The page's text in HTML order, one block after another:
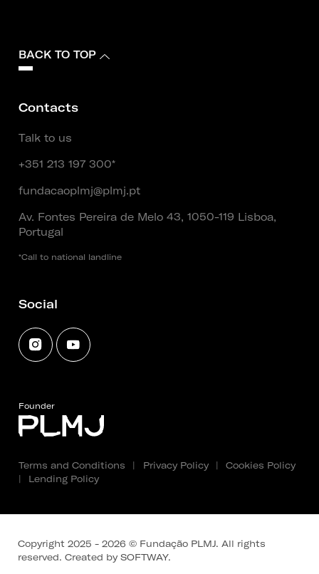
BACK TO TOP
Contacts
Talk to us
+351 213 197 300*
fundacaoplmj@plmj.pt
Av. Fontes Pereira de Melo 43, 1050-119 Lisboa,
Portugal
*Call to national landline
Social
Founder
Terms and Conditions | Privacy Policy |
Cookies Policy
|
Lending Policy
Copyright 2025 - 2026 © Fundação PLMJ. All rights
reserved. Created by SOFTWAY.